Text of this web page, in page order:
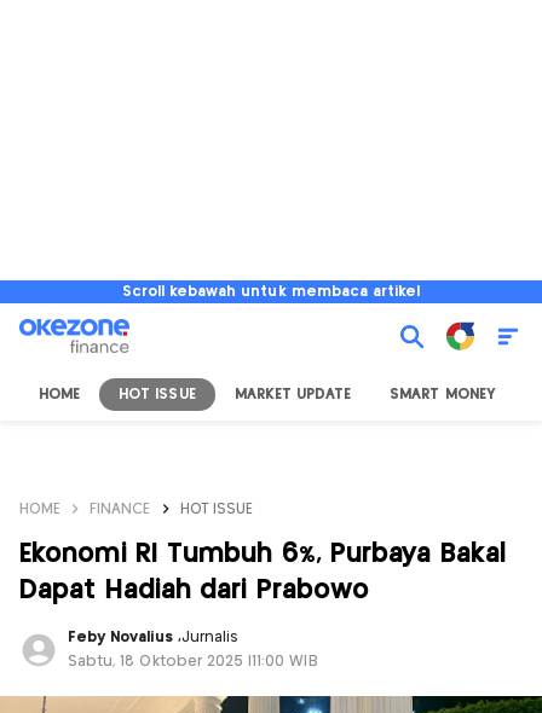
Scroll kebawah untuk membaca artikel
HOME HOT ISSUE MARKET UPDATE SMART MONEY
HOME FINANCE HOT ISSUE
Ekonomi RI Tumbuh 6%, Purbaya Bakal
Dapat Hadiah dari Prabowo
Feby Novalius ,Jurnalis
Sabtu, 18 Oktober 2025 |11:00 WIB